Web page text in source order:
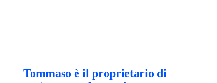
Tommaso è il proprietario di